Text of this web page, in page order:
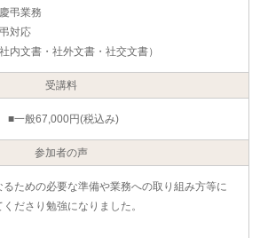
弔業務
対応
内文書・社外文書・社交文書）
受講料
一般67,000円(税込み)
参加者の声
ための必要な準備や業務への取り組み方等に
ださり勉強になりました。